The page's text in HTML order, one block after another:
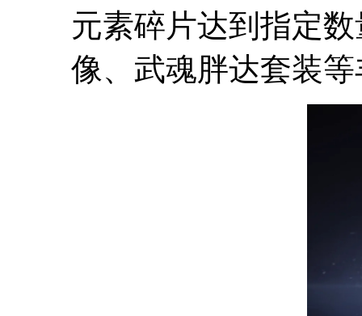
元素碎片达到指定
像、武魂胖达套装